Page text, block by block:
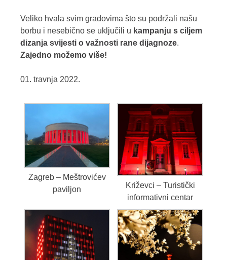
Veliko hvala svim gradovima što su podržali našu
borbu i nesebično se uključili u kampanju s ciljem
dizanja svijesti o važnosti rane dijagnoze.
Zajedno možemo više!
01. travnja 2022.
Zagreb – Meštrovićev
paviljon
Križevci – Turistički
informativni centar